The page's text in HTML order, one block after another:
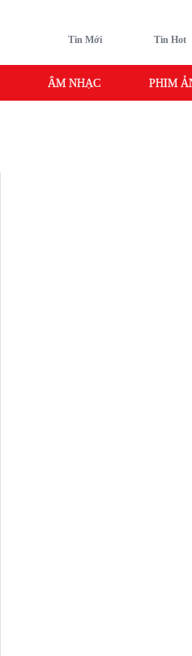
Tin Mới Tin Hot
ÂM NHẠC PHIM